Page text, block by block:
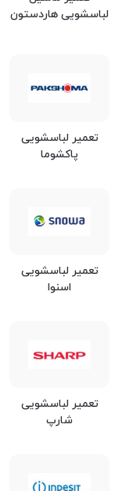
لباسشویی هاردستون
تعمیر لباسشویی
پاکشوما
تعمیر لباسشویی
اسنوا
تعمیر لباسشویی
شارپ